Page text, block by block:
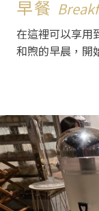
早餐
在這裡可以享用
和煦的早晨，開